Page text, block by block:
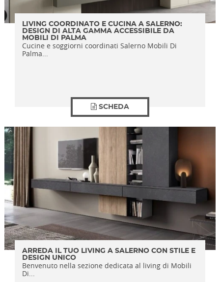
LIVING COORDINATO E CUCINA A SALERNO:
DESIGN DI ALTA GAMMA ACCESSIBILE DA
MOBILI DI PALMA
Cucine e soggiorni coordinati Salerno Mobili Di
Palma...
SCHEDA
ARREDA IL TUO LIVING A SALERNO CON STILE E
DESIGN UNICO
Benvenuto nella sezione dedicata al living di Mobili
Di...